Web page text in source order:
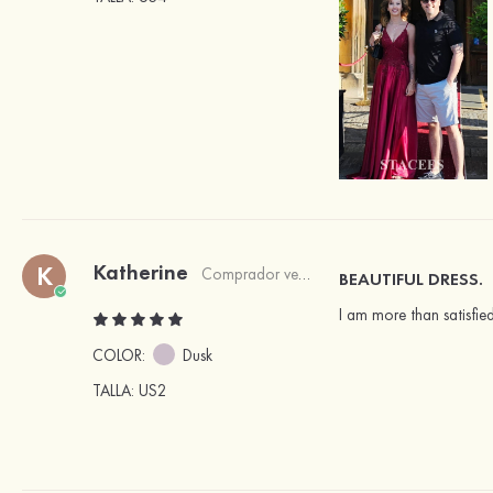
K Katherine Comprador verificado
COLOR:
Dusk
TALLA: US2
BEAUTIFUL DRESS.
I am more than